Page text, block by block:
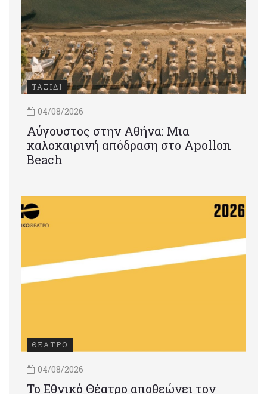
ΤΑΞΙΔΙ
04/08/2026
Αύγουστος στην Αθήνα: Μια
καλοκαιρινή απόδραση στο Apollon
Beach
ΘΕΑΤΡΟ
04/08/2026
Το Εθνικό Θέατρο αποθεώνει τον